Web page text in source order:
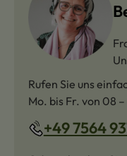
Rufen Sie uns
Mo. bis Fr. von 08 –
+49 7564